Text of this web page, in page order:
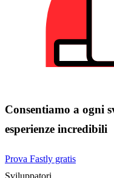
Consentiamo a ogni
esperienze incredibili
Prova Fastly gratis